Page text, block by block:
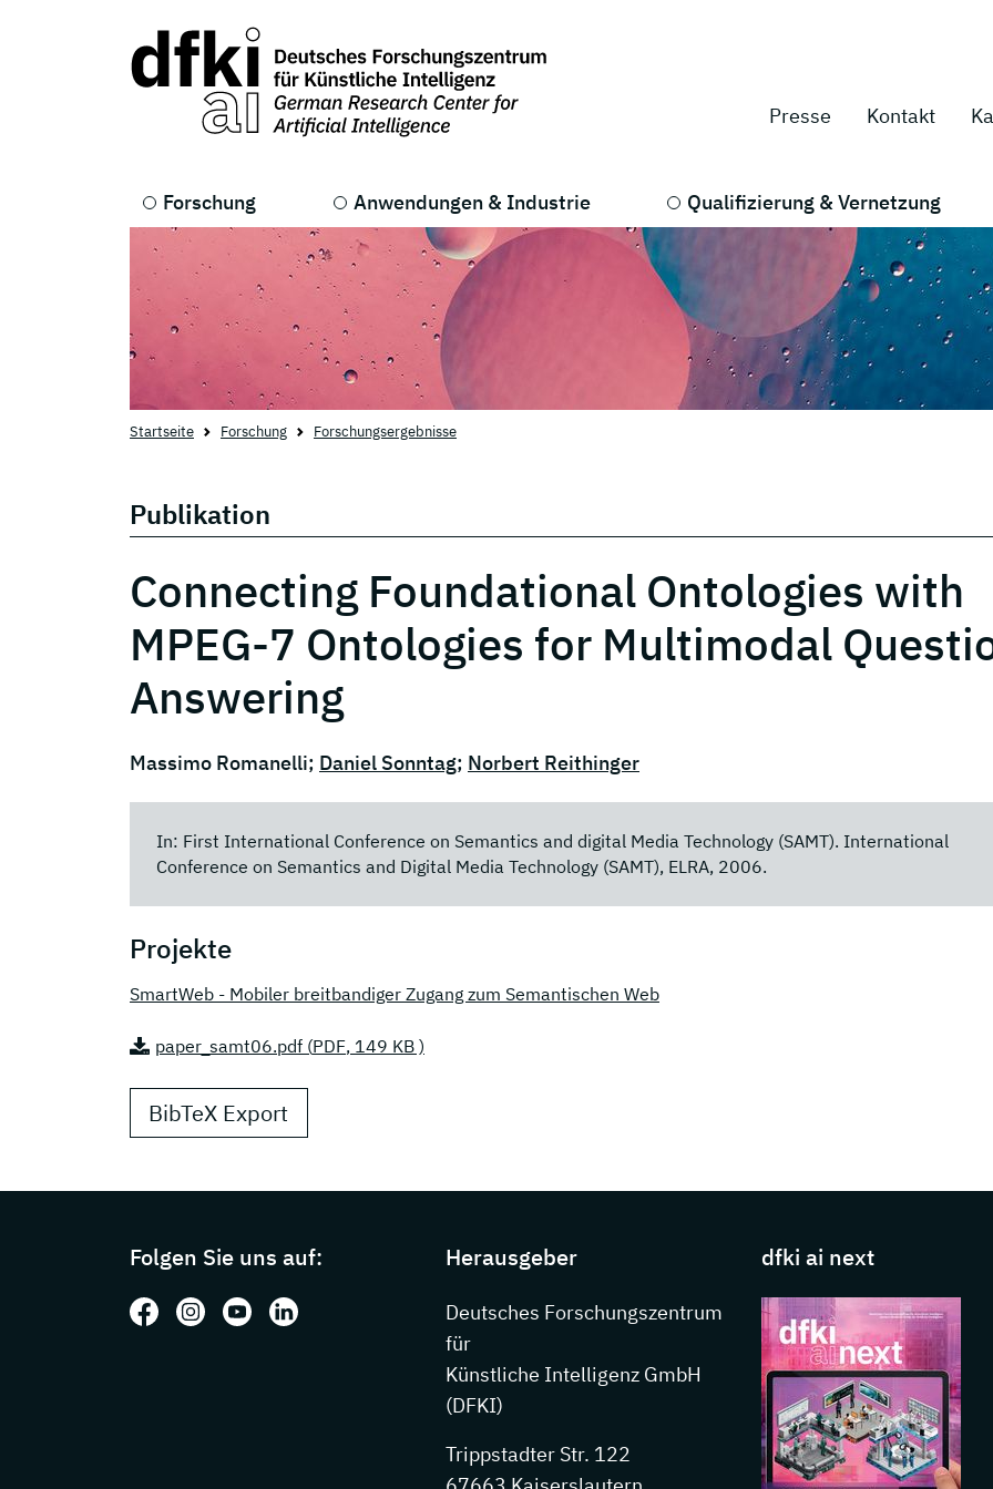
Presse Kontakt
Forschung Anwendungen & Industrie Qualifizierung & Vernetzung
Startseite Forschung Forschungsergebnisse
Publikation
Connecting Foundational Ontologies with
MPEG-7 Ontologies for Multimodal
Answering
Massimo Romanelli; Daniel Sonntag; Norbert Reithinger
In: First International Conference on Semantics and digital Media Technology (SAMT). International
Conference on Semantics and Digital Media Technology (SAMT), ELRA, 2006.
Projekte
SmartWeb - Mobiler breitbandiger Zugang zum Semantischen Web
paper_samt06.pdf (PDF, 149 KB )
BibTeX Export
Folgen Sie uns auf:
Folgen Sie uns auf: Facebook
Folgen Sie uns auf: Instagram
Folgen Sie uns auf: Youtube
Folgen Sie uns auf: LinkedIn
Herausgeber
Deutsches Forschungszentrum
für
Künstliche Intelligenz GmbH
(DFKI)
Trippstadter Str. 122
dfki ai next